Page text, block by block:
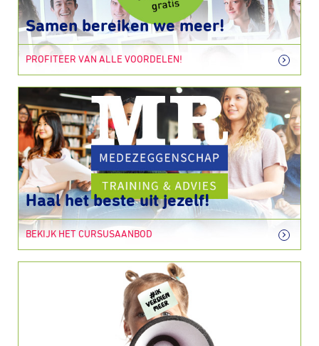
Samen bereiken we meer!
PROFITEER VAN ALLE VOORDELEN!
Haal het beste uit jezelf!
BEKIJK HET CURSUSAANBOD